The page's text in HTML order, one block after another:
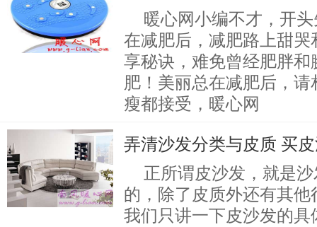
暖心网小编不才，开
在减肥后，减肥路上甜
享秘诀，难免曾经肥胖和
肥！美丽总在减肥后，
瘦都接受，暖心网
弄清沙发分类与皮质 买
正所谓皮沙发，就是
的，除了皮质外还有其
我们只讲一下皮沙发的具